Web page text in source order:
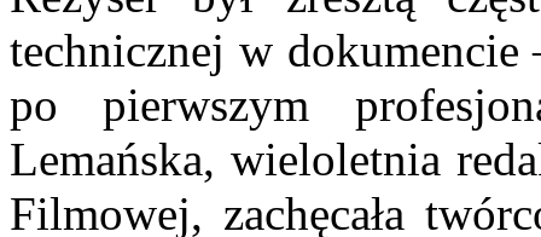
technicznej w
po pierwszym
Lemańska, wieloletnia
Filmowej, zachęcała